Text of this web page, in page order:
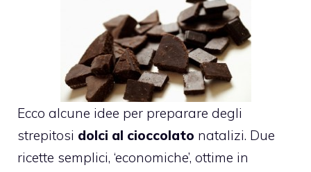
Ecco alcune idee per preparare degli
strepitosi dolci al cioccolato natalizi. Due
ricette semplici, ‘economiche’, ottime in